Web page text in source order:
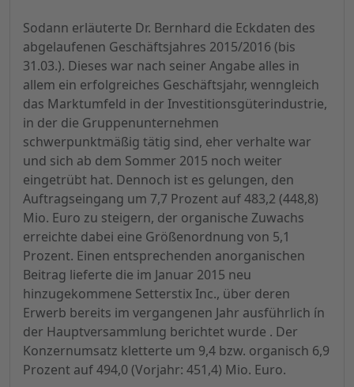
Sodann erläuterte Dr. Bernhard die Eckdaten des
abgelaufenen Geschäftsjahres 2015/2016 (bis
31.03.). Dieses war nach seiner Angabe alles in
allem ein erfolgreiches Geschäftsjahr, wenngleich
das Marktumfeld in der Investitionsgüterindustrie,
in der die Gruppenunternehmen
schwerpunktmäßig tätig sind, eher verhalte war
und sich ab dem Sommer 2015 noch weiter
eingetrübt hat. Dennoch ist es gelungen, den
Auftragseingang um 7,7 Prozent auf 483,2 (448,8)
Mio. Euro zu steigern, der organische Zuwachs
erreichte dabei eine Größenordnung von 5,1
Prozent. Einen entsprechenden anorganischen
Beitrag lieferte die im Januar 2015 neu
hinzugekommene Setterstix Inc., über deren
Erwerb bereits im vergangenen Jahr ausführlich ín
der Hauptversammlung berichtet wurde . Der
Konzernumsatz kletterte um 9,4 bzw. organisch 6,9
Prozent auf 494,0 (Vorjahr: 451,4) Mio. Euro.